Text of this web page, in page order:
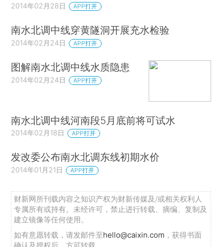
2014年02月28日 APP打开
南水北调中线穿黄隧洞开展充水检验
2014年02月24日 APP打开
图解南水北调中线水质隐患
2014年02月24日 APP打开
南水北调中线河南段5月底前将可试水
2014年02月18日 APP打开
发改委公布南水北调东线初期水价
2014年01月21日 APP打开
财新网所刊载内容之知识产权为财新传媒及/或相关权利人
专属所有或持有。未经许可，禁止进行转载、摘编、复制及
建立镜像等任何使用。
如有意愿转载，请发邮件至hello@caixin.com ，获得书面